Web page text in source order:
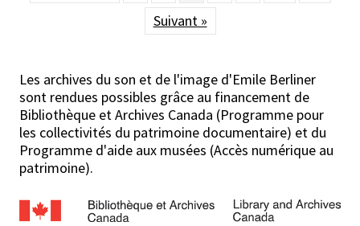
Suivant »
Les archives du son et de l'image d'Emile Berliner
sont rendues possibles grâce au financement de
Bibliothèque et Archives Canada (Programme pour
les collectivités du patrimoine documentaire) et du
Programme d'aide aux musées (Accès numérique au
patrimoine).